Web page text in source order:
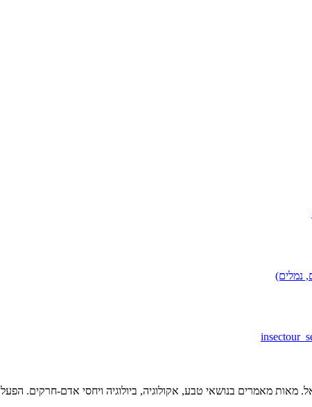
נמלים)
מאות מאמרים בנושאי טבע, אקולוגיה, ביולוגיה ויחסי אדם-חרקים.